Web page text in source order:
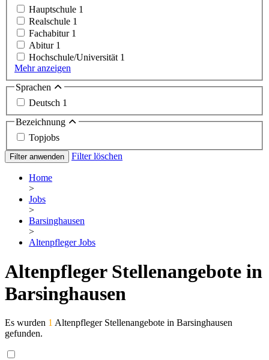
Hauptschule 1
Realschule 1
Fachabitur 1
Abitur 1
Hochschule/Universität 1
Mehr anzeigen
Sprachen
Deutsch 1
Bezeichnung
Topjobs
Filter anwenden Filter löschen
Home
>
Jobs
>
Barsinghausen
>
Altenpfleger Jobs
Altenpfleger Stellenangebote in
Barsinghausen
Es wurden 1 Altenpfleger Stellenangebote in Barsinghausen
gefunden.